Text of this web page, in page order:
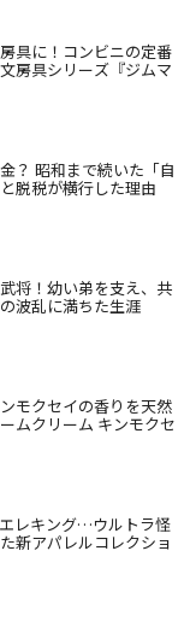
具に！コンビニの定番
房具シリーズ『ジムマ
？ 昭和まで続いた「自
脱税が横行した理由
将！幼い弟を支え、共
波乱に満ちた生涯
モクセイの香りを天然
ムクリーム キンモクセ
レキング…ウルトラ怪
新アパレルコレクショ